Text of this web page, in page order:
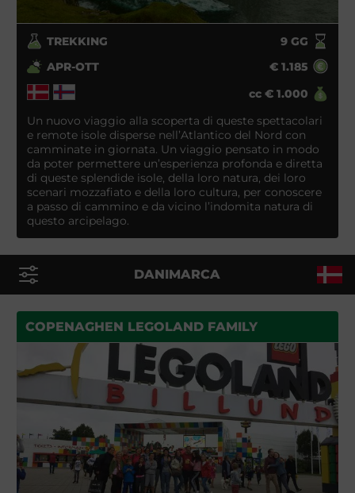
TREKKING 9GG
APR-OTT
€ 1.185
cc € 1.000
Un nuovo viaggio alla scoperta di queste spettacolari
e remote isole disperse nell’Atlantico del Nord con
camminate in giornata. Un viaggio pensato in modo
da poter permettere un’esperienza profonda e diretta
di queste splendide isole, della loro natura, dei loro
scenari mozzafiato e della loro cultura, per conoscere
a passo di cammino e da vicino l’indomita natura di
questo arcipelago.
DANIMARCA
COPENAGHEN LEGOLAND FAMILY